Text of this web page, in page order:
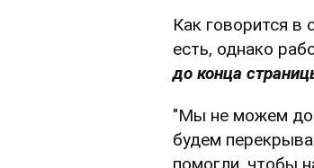
Как говорится в
есть, однако
до конца
"Мы не можем
будем